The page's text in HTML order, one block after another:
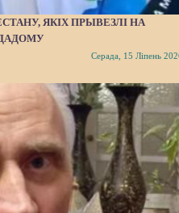
ЯКІХ ПРЫВЕЗЛІ НА
Серада, 15 Ліпень